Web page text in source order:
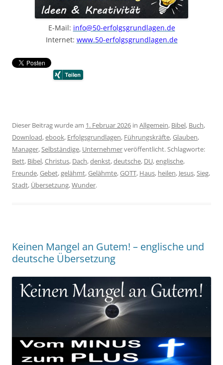
E-Mail: info@50-erfolgsgrundlagen.de
Internet: www.50-erfolgsgrundlagen.de
Dieser Beitrag wurde am 1. Februar 2026 in Allgemein, Bibel, Buch,
Download,ebook, Erfolgsgrundlagen, Führungskräfte,Glauben,
Manager,Selbständige, Unternehmerveröffentlicht. Schlagworte:
Bett, Bibel,Christus, Dach,denkst,deutsche, DU,englische,
Freunde,Gebet,gelähmt,Gelähmte,GOTT, Haus, heilen, Jesus,Sieg,
Stadt, Übersetzung,Wunder.
Keinen Mangel an Gutem! – englische und
deutsche Übersetzung